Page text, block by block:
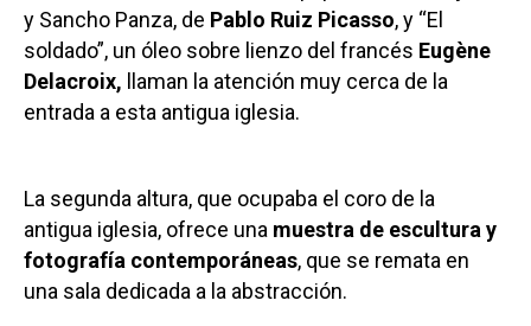
y Sancho Panza, de Pablo Ruiz Picasso, y “El
soldado”, un óleo sobre lienzo del francés Eugène
Delacroix, llaman la atención muy cerca de la
entrada a esta antigua iglesia.
La segunda altura, que ocupaba el coro de la
antigua iglesia, ofrece una muestra de escultura y
fotografía contemporáneas, que se remata en
una sala dedicada a la abstracción.